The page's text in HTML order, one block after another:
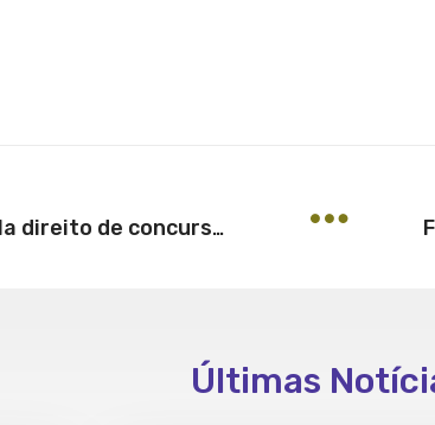
Cessão de servidor não viola direito de concursado
Últimas